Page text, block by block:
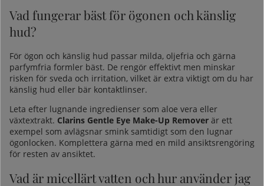
Vad fungerar bäst för ögonen och känslig
hud?
För ögon och känslig hud passar milda, oljefria och gärna
parfymfria formler bäst. De rengör effektivt men minskar
risken för sveda och irritation, vilket är extra viktigt om du har
känslig hud eller bär kontaktlinser.
Leta efter lugnande ingredienser som aloe vera eller
växtextrakt. Clarins Gentle Eye Make-Up Remover är ett
exempel som avlägsnar smink samtidigt som den lugnar
ögonlocken. Komplettera gärna med en mild ansiktsrengöring
för resten av ansiktet.
Vad är micellärt vatten och hur använder jag